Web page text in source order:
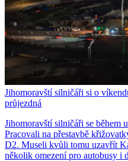
Jihomoravští silničáři si o
průjezdná
Jihomoravští silničáři se během
Pracovali na přestavbě
D2. Museli kvůli tomu uzavřít
několik omezení pro autobusy i